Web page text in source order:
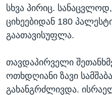
სხვა პირიც.
ციხეებიდან 180
გაათავისუფლა.
თავდაპირველი
ოთხდღიანი ზავი
გახანგრძლივდა.